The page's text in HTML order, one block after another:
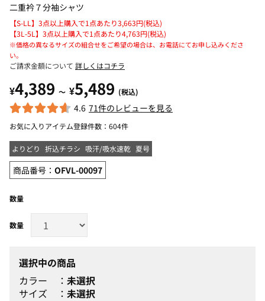
二重衿７分袖シャツ
【S-LL】3点以上購入で1点あたり3,663円(税込)
【3L-5L】3点以上購入で1点あたり4,763円(税込)
※価格の異なるサイズの組合せをご希望の場合は、お電話にてお申し込みくださ
い。
ご請求金額について 詳しくはコチラ
¥4,389 ～ ¥5,489 (税込)
4.6 71件のレビューを見る
お気に入りアイテム登録件数： 604件
よりどり 折込チラシ 吸汗/吸水速乾 夏号
商品番号： OFVL-00097
数量
選択中の商品
カラー
未選択
サイズ
未選択